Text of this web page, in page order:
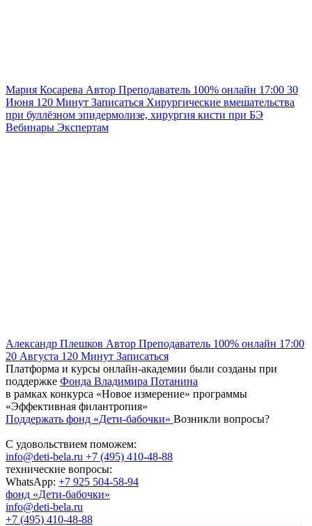
Мария Косарева Автор Преподаватель 100% онлайн 17:00 30
Июня 120 Минут Записаться Хирургические вмешательства
при буллёзном эпидермолизе, хирургия кисти при БЭ
Вебинары Экспертам
Александр Плешков Автор Преподаватель 100% онлайн 17:00
20 Августа 120 Минут Записаться
Платформа и курсы онлайн-академии были созданы при
поддержке Фонда Владимира Потанина
в рамках конкурса «Новое измерение» программы
«Эффективная филантропия»
Поддержать фонд «Дети-бабочки» Возникли вопросы?
С удовольствием поможем:
info@deti-bela.ru +7 (495) 410-48-88
технические вопросы:
WhatsApp: +7 925 504-58-94
фонд «Дети-бабочки»
info@deti-bela.ru
+7 (495) 410-48-88